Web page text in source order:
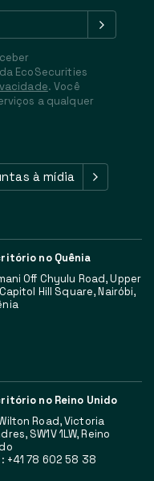
EcoSecurities
. Você
a qualquer
à mídia
no Quênia
Off Chyulu Road, Upper
Hill Square, Nairóbi,
no Reino Unido
Road, Victoria
SW1V 1LW, Reino
+41 78 602 58 38